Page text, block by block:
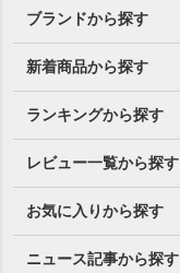
ブランドから探す
新着商品から探す
ランキングから探す
レビュー一覧から探す
お気に入りから探す
ニュース記事から探す